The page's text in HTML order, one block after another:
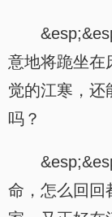
意地将跪坐在
觉的江寒，还
吗？
命，怎么回回